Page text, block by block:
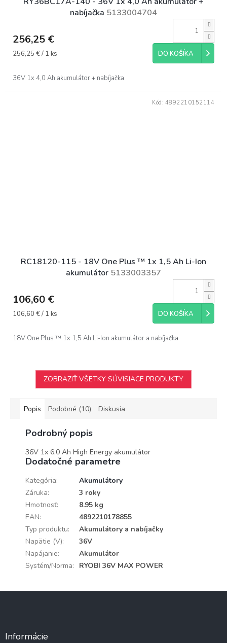
nabíjačka 5133004704
256,25 €
Jednotková
256,25 € / 1 ks DO KOŠÍKA
36V 1x 4,0 Ah akumulátor + nabíjačka
RC18120-115 - 18V One Plus ™ 1x 1,5 Ah Li-Ion
akumulátor 5133003357
106,60 €
Jednotková
106,60 € / 1 ks DO KOŠÍKA
18V One Plus ™ 1x 1,5 Ah Li-Ion akumulátor a nabíjačka
Kód: 4892210152114
ZOBRAZIŤ VŠETKY SÚVISIACE PRODUKTY
Popis Podobné (10) Diskusia
Podrobný popis
36V 1x 6,0 Ah High Energy akumulátor
Dodatočné parametre
Kategória:
Akumulátory
Záruka:
3 roky
Hmotnosť:
8.95 kg
EAN:
4892210178855
Typ produktu:
Akumulátory a nabíjačky
Napätie (V):
36V
Napájanie:
Akumulátor
Systém/Norma: RYOBI 36V MAX POWER
Informácie